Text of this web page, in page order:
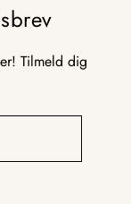
Tilmeld dig